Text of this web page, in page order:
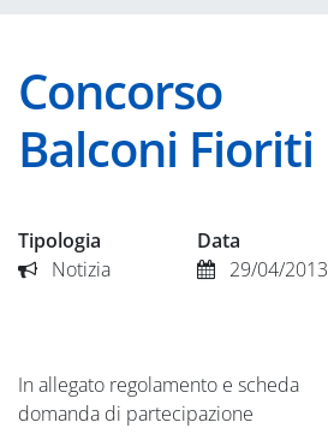
Concorso
Balconi Fioriti
Tipologia
Notizia
Data
29/04/2013
In allegato regolamento e scheda
domanda di partecipazione